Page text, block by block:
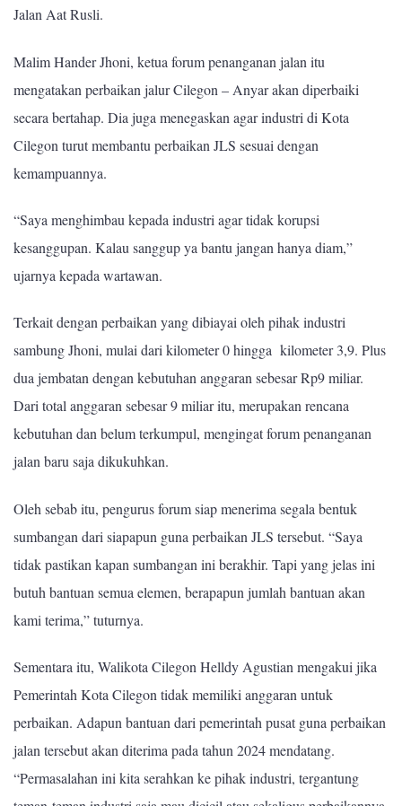
Jalan Aat Rusli.
Malim Hander Jhoni, ketua forum penanganan jalan itu
mengatakan perbaikan jalur Cilegon – Anyar akan diperbaiki
secara bertahap. Dia juga menegaskan agar industri di Kota
Cilegon turut membantu perbaikan JLS sesuai dengan
kemampuannya.
“Saya menghimbau kepada industri agar tidak korupsi
kesanggupan. Kalau sanggup ya bantu jangan hanya diam,”
ujarnya kepada wartawan.
Terkait dengan perbaikan yang dibiayai oleh pihak industri
sambung Jhoni, mulai dari kilometer 0 hingga kilometer 3,9. Plus
dua jembatan dengan kebutuhan anggaran sebesar Rp9 miliar.
Dari total anggaran sebesar 9 miliar itu, merupakan rencana
kebutuhan dan belum terkumpul, mengingat forum penanganan
jalan baru saja dikukuhkan.
Oleh sebab itu, pengurus forum siap menerima segala bentuk
sumbangan dari siapapun guna perbaikan JLS tersebut. “Saya
tidak pastikan kapan sumbangan ini berakhir. Tapi yang jelas ini
butuh bantuan semua elemen, berapapun jumlah bantuan akan
kami terima,” tuturnya.
Sementara itu, Walikota Cilegon Helldy Agustian mengakui jika
Pemerintah Kota Cilegon tidak memiliki anggaran untuk
perbaikan. Adapun bantuan dari pemerintah pusat guna perbaikan
jalan tersebut akan diterima pada tahun 2024 mendatang.
“Permasalahan ini kita serahkan ke pihak industri, tergantung